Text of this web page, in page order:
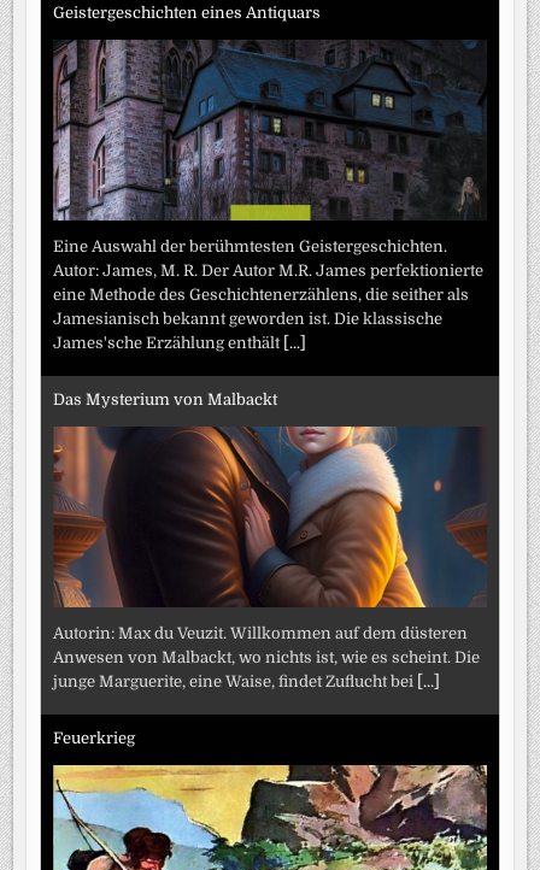
Geistergeschichten eines Antiquars
Eine Auswahl der berühmtesten Geistergeschichten.
Autor: James, M. R. Der Autor M.R. James perfektionierte
eine Methode des Geschichtenerzählens, die seither als
Jamesianisch bekannt geworden ist. Die klassische
James'sche Erzählung enthält [...]
Das Mysterium von Malbackt
Autorin: Max du Veuzit. Willkommen auf dem düsteren
Anwesen von Malbackt, wo nichts ist, wie es scheint. Die
junge Marguerite, eine Waise, findet Zuflucht bei [...]
Feuerkrieg